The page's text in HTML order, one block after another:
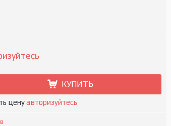
КУПИТЬ
ценуавторизуйтесь